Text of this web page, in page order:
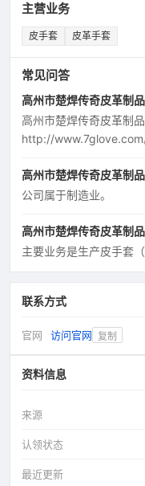
主营业务
皮手套 皮革手套
常见问答
高州市楚焊传奇皮革制
高州市楚焊传奇皮革制
http://www.7glove.com
高州市楚焊传奇皮革制
公司属于制造业。
高州市楚焊传奇皮革制
主要业务是生产皮手套（
联系方式
官网 访问官网 复制
资料信息
来源
认领状态
最近更新